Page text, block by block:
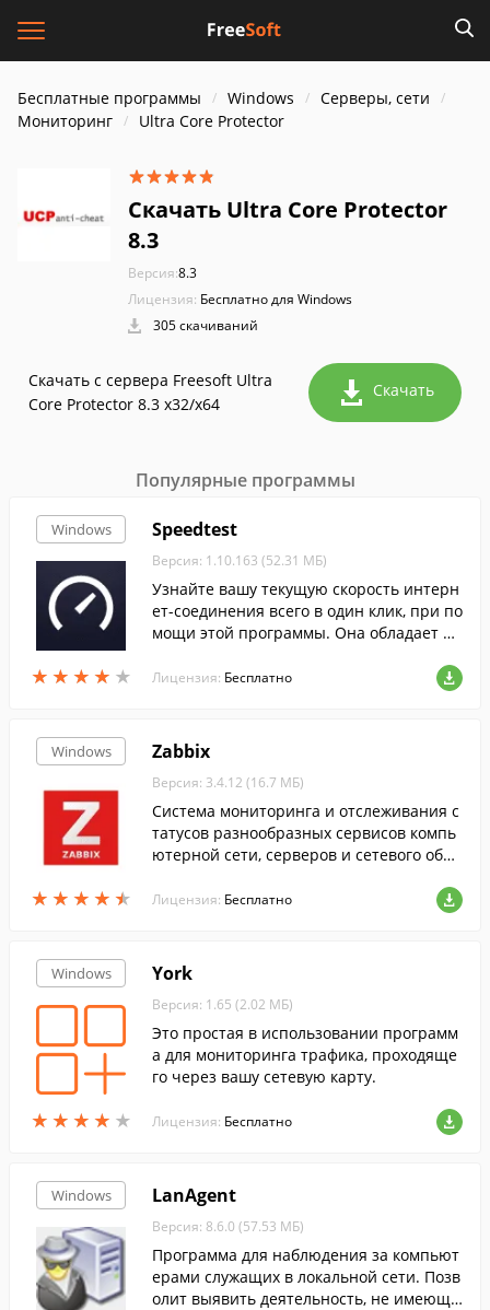
Бесплатные программы Windows
Серверы, сети
Мониторинг
Ultra Core Protector
Скачать Ultra Core Protector
8.3
Версия:8.3
Лицензия: Бесплатно для Windows
305 скачиваний
Скачать с сервера Freesoft Ultra
Core Protector 8.3 x32/x64
Скачать
Популярные программы
Windows
★ ★ ★ ★ ★
★ ★ ★ ★ ★
Speedtest
Версия: 1.10.163 (52.31 МБ)
Узнайте вашу текущую скорость интерн
ет-соединения всего в один клик, при по
мощи этой программы. Она обладает пр
Лицензия: Бесплатно
Windows
★ ★ ★ ★ ★
★ ★ ★ ★ ★
Zabbix
Версия: 3.4.12 (16.7 МБ)
Система мониторинга и отслеживания с
татусов разнообразных сервисов компь
ютерной сети, серверов и сетевого обор
Лицензия: Бесплатно
Windows
★ ★ ★ ★ ★
★ ★ ★ ★ ★
York
Версия: 1.65 (2.02 МБ)
Это простая в использовании программ
а для мониторинга трафика, проходяще
го через вашу сетевую карту.
Лицензия: Бесплатно
Windows LanAgent
Версия: 8.6.0 (57.53 МБ)
Программа для наблюдения за компьют
ерами служащих в локальной сети. Позв
олит выявить деятельность, не имеющу